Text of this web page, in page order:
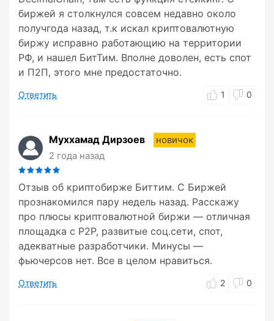
биржей я столкнулся совсем недавно около
получгода назад, т.к искал криптовалютную
биржу исправно работающию на территории
РФ, и нашел БитТим. Вполне доволен, есть спот
и П2П, этого мне предостаточно.
Ответить 1 0
Муххамад Дирзоев
новичок
2 года назад
Отзыв об криптобирже Биттим. С Биржей
прознакомился пару недель назад. Расскажу
про плюсы криптовалютной биржи — отличная
площадка с P2P, развитые соц.сети, спот,
адекватные разработчики. Минусы —
фьючерсов нет. Все в целом нравиться.
Ответить 2 0